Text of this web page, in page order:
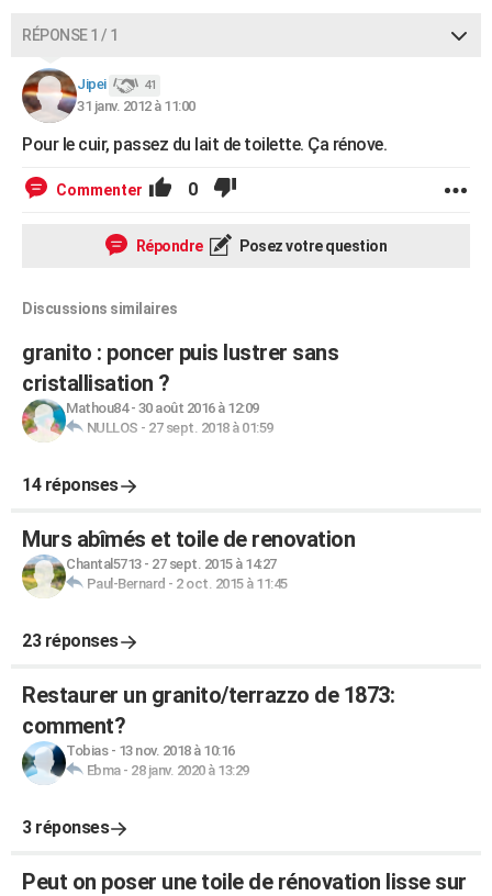
S'inscrire
Se connecter
Lycées
Collèges
Primaires
Universités
Entreprises
Service militaire
Avis de recherche
AVIS DE DÉCÈS
FORUM
Bricolage
Lifestyle
Culture
Sport
Auto
Television
Voyage
Cinema
RÉPONSE 1 / 1
Jipei 41
31 janv. 2012 à 11:00
Pour le cuir, passez du lait de toilette. Ça rénove.
Commenter 0
Répondre Posez votre question
Discussions similaires
granito : poncer puis lustrer sans
cristallisation ?
Mathou84- 30 août 2016 à 12:09
NULLOS - 27 sept. 2018 à 01:59
14 réponses
Murs abîmés et toile de renovation
Chantal5713- 27 sept. 2015 à 14:27
Paul-Bernard - 2 oct. 2015 à 11:45
23 réponses
Restaurer un granito/terrazzo de 1873:
comment?
Tobias- 13 nov. 2018 à 10:16
Ebma- 28 janv. 2020 à 13:29
3 réponses
Peut on poser une toile de rénovation lisse sur